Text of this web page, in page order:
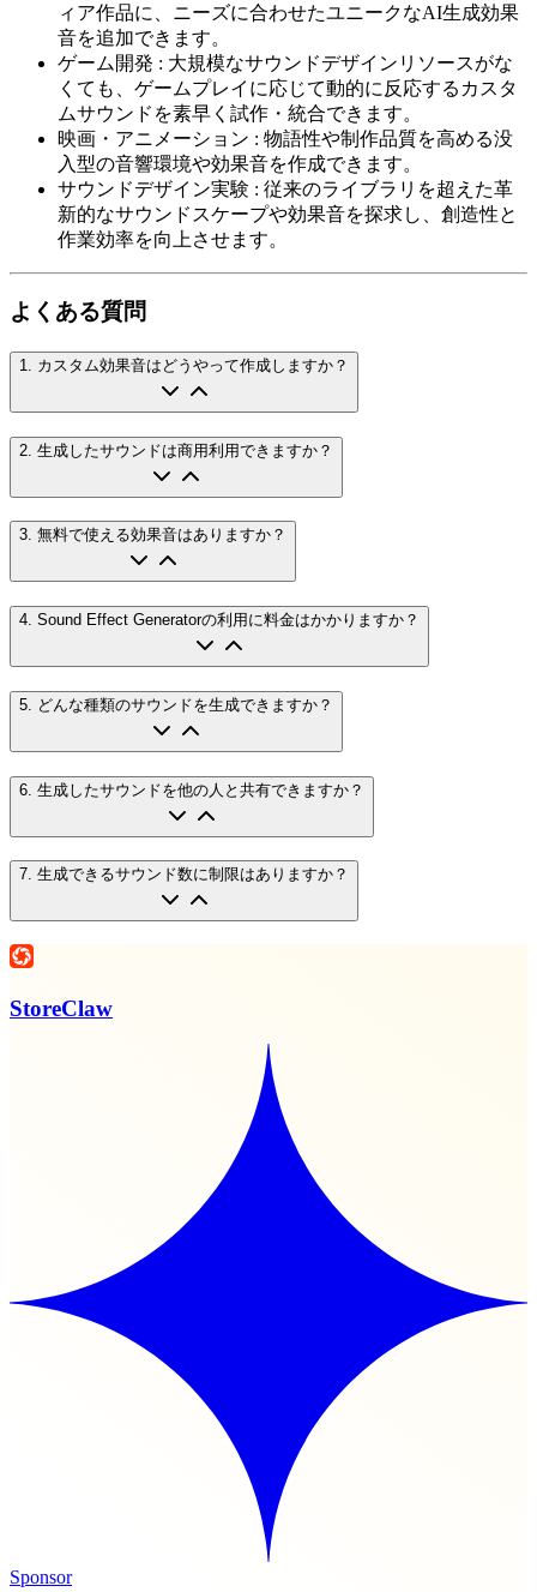
ィア作品に、ニーズに合わせたユニークなAI生成効果
音を追加できます。
ゲーム開発 : 大規模なサウンドデザインリソースがな
くても、ゲームプレイに応じて動的に反応するカスタ
ムサウンドを素早く試作・統合できます。
映画・アニメーション : 物語性や制作品質を高める没
入型の音響環境や効果音を作成できます。
サウンドデザイン実験 : 従来のライブラリを超えた革
新的なサウンドスケープや効果音を探求し、創造性と
作業効率を向上させます。
よくある質問
1 カスタム効果音はどうやって作成しますか？
2 生成したサウンドは商用利用できますか？
3. 無料で使える効果音はありますか？
4. Sound Effect Generatorの利用に料金はかかりますか？
5 どんな種類のサウンドを生成できますか？
6 生成したサウンドを他の人と共有できますか？
7. 生成できるサウンド数に制限はありますか？
StoreClaw
Sponsor